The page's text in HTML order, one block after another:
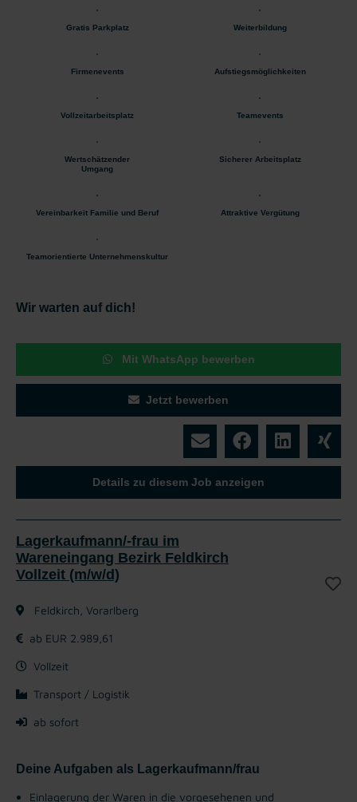
Gratis Parkplatz Weiterbildung
Firmenevents Aufstiegsmöglichkeiten
Vollzeitarbeitsplatz Teamevents
Wertschätzender
Umgang
Sicherer Arbeitsplatz
Vereinbarkeit Familie und Beruf Attraktive Vergütung
Teamorientierte Unternehmenskultur
Wir warten auf dich!
Mit WhatsApp bewerben
Jetzt bewerben
Details zu diesem Job anzeigen
Lagerkaufmann/-frau im
Wareneingang Bezirk Feldkirch
Vollzeit (m/w/d)
Feldkirch, Vorarlberg
ab EUR 2.989,61
Vollzeit
Transport / Logistik
ab sofort
Deine Aufgaben als Lagerkaufmann/frau
Einlagerung der Waren in die vorgesehenen und